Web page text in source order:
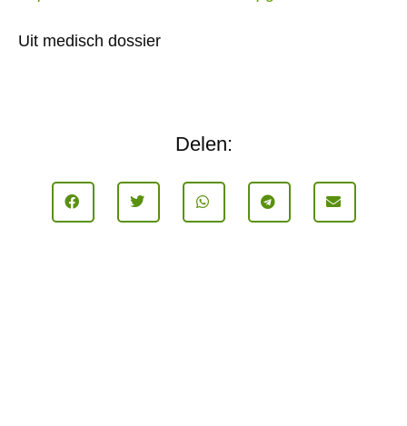
Uit medisch dossier
Delen: